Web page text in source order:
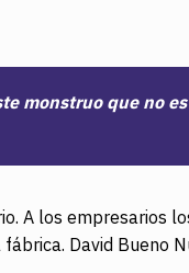
monstruo que no
A los empresarios
David Bueno